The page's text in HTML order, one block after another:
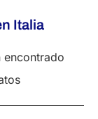
Italia
encontrado